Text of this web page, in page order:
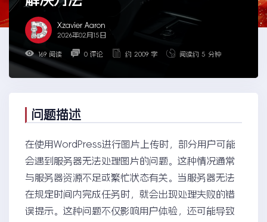
Xzavier Aaron
2026年02月15日
169 阅读 0 评论 约 2009 字 阅读约 5 分钟
问题描述
在使用WordPress进行图片上传时，部分用户可能
会遇到服务器无法处理图片的问题。这种情况通常
与服务器资源不足或繁忙状态有关。当服务器无法
在规定时间内完成任务时，就会出现处理失败的错
误提示。这种问题不仅影响用户体验，还可能导致